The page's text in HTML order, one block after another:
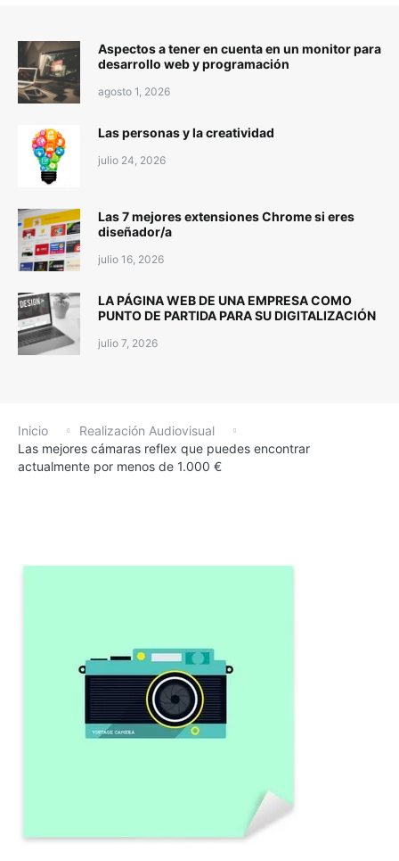
Aspectos a tener en cuenta en un monitor para
desarrollo web y programación
agosto 1, 2026
Las personas y la creatividad
julio 24, 2026
Las 7 mejores extensiones Chrome si eres
diseñador/a
julio 16, 2026
LA PÁGINA WEB DE UNA EMPRESA COMO
PUNTO DE PARTIDA PARA SU DIGITALIZACIÓN
julio 7, 2026
Inicio
Realización Audiovisual
Las mejores cámaras reflex que puedes encontrar
actualmente por menos de 1.000 €